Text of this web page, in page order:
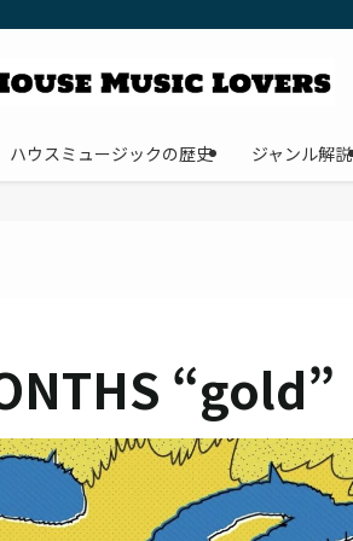
ハウスミュージックの歴史 ジャンル解説
“gold”